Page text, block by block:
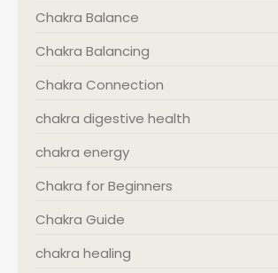
Chakra Balance
Chakra Balancing
Chakra Connection
chakra digestive health
chakra energy
Chakra for Beginners
Chakra Guide
chakra healing